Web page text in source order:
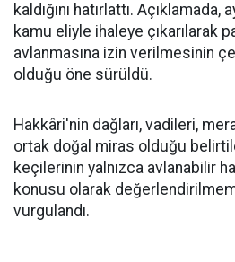
kaldığını hatırlattı. Açıklamada,
kamu eliyle ihaleye çıkarılarak
avlanmasına izin verilmesinin
olduğu öne sürüldü.
Hakkâri'nin dağları, vadileri,
ortak doğal miras olduğu
keçilerinin yalnızca avlanabilir
konusu olarak
vurgulandı.